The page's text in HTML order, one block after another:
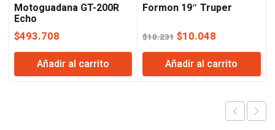
Motoguadana GT-200R
Echo
$493.708
Añadir al carrito
Formon 19″ Truper
$10.231El
precio
original
era:
$10.048
precio
actual
es:
Añadir al carrito